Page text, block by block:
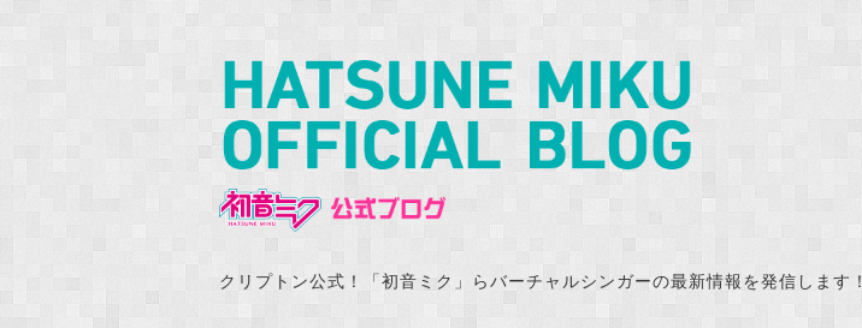
クリプトン公式！「初音ミク」らバーチャルシンガーの最新情報を発信します！